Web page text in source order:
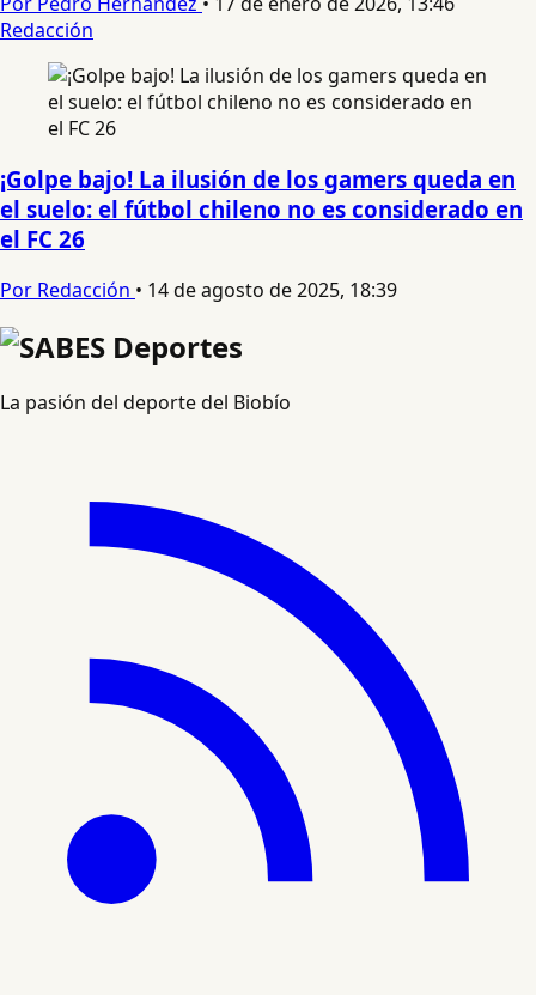
Redacción
¡Golpe bajo! La ilusión de los gamers queda en
el suelo: el fútbol chileno no es considerado en
el FC 26
Por Redacción • 14 de agosto de 2025, 18:39
La pasión del deporte del Biobío